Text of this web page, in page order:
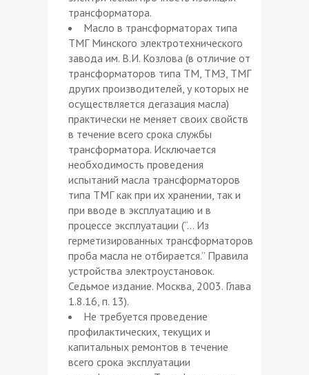
трансформатора.
Масло в трансформаторах типа
ТМГ Минского электротехнического
завода им. В.И. Козлова (в отличие от
трансформаторов типа ТМ, ТМЗ, ТМГ
других производителей, у которых не
осуществляется дегазация масла)
практически не меняет своих свойств
в течение всего срока службы
трансформатора. Исключается
необходимость проведения
испытаний масла трансформаторов
типа ТМГ как при их хранении, так и
при вводе в эксплуатацию и в
процессе эксплуатации (“… Из
герметизированных трансформаторов
проба масла не отбирается.” Правила
устройства электроустановок.
Седьмое издание. Москва, 2003. Глава
1.8.16, п. 13).
Не требуется проведение
профилактических, текущих и
капитальных ремонтов в течение
всего срока эксплуатации